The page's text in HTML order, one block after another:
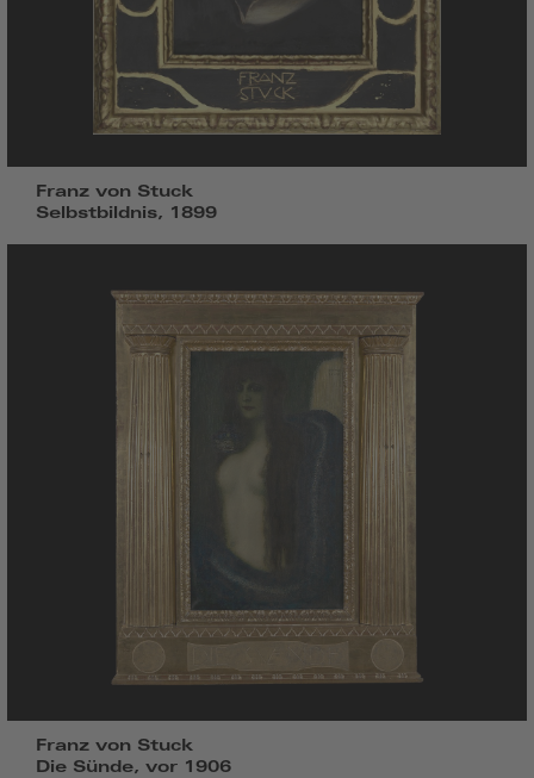
Franz von Stuck
Selbstbildnis, 1899
Franz von Stuck
Die Sünde, vor 1906